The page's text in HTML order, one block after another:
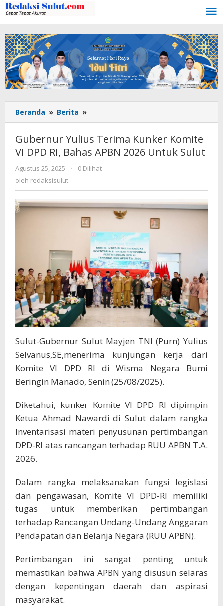
Lewati
ke
konten
Beranda » Berita »
Yulius
Kunker
Komite
VI
APBN
2026
Untuk
Sulut
Gubernur Yulius Terima Kunker Komite
VI DPD RI, Bahas APBN 2026 Untuk Sulut
Agustus 25, 2025
oleh
-
0 Dilihat
oleh redaksisulut
Sulut-Gubernur Sulut Mayjen TNI (Purn) Yulius
Selvanus,SE,menerima kunjungan kerja dari
Komite VI DPD RI di Wisma Negara Bumi
Beringin Manado, Senin (25/08/2025).
Diketahui, kunker Komite VI DPD RI dipimpin
Ketua Ahmad Nawardi di Sulut dalam rangka
Inventarisasi materi penyusunan pertimbangan
DPD-RI atas rancangan terhadap RUU APBN T.A.
2026.
Dalam rangka melaksanakan fungsi legislasi
dan pengawasan, Komite VI DPD-RI memiliki
tugas untuk memberikan pertimbangan
terhadap Rancangan Undang-Undang Anggaran
Pendapatan dan Belanja Negara (RUU APBN).
Pertimbangan ini sangat penting untuk
memastikan bahwa APBN yang disusun selaras
dengan kepentingan daerah dan aspirasi
masyarakat.